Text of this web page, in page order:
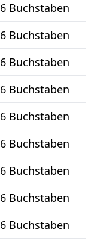
6 Buchstaben
6 Buchstaben
6 Buchstaben
6 Buchstaben
6 Buchstaben
6 Buchstaben
6 Buchstaben
6 Buchstaben
6 Buchstaben